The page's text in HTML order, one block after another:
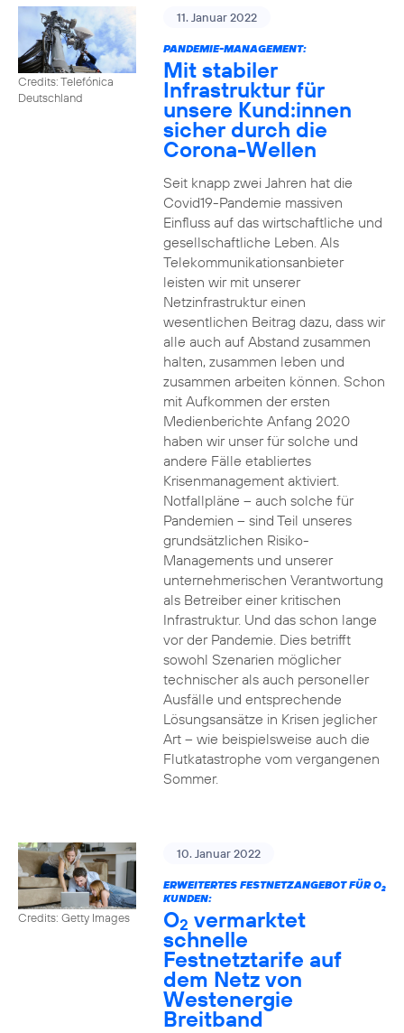
Credits: Telefónica
Deutschland
11. Januar 2022
PANDEMIE-MANAGEMENT:
Mit stabiler
Infrastruktur für
unsere Kund:innen
sicher durch die
Corona-Wellen
Seit knapp zwei Jahren hat die
Covid19-Pandemie massiven
Einfluss auf das wirtschaftliche und
gesellschaftliche Leben. Als
Telekommunikationsanbieter
leisten wir mit unserer
Netzinfrastruktur einen
wesentlichen Beitrag dazu, dass wir
alle auch auf Abstand zusammen
halten, zusammen leben und
zusammen arbeiten können. Schon
mit Aufkommen der ersten
Medienberichte Anfang 2020
haben wir unser für solche und
andere Fälle etabliertes
Krisenmanagement aktiviert.
Notfallpläne – auch solche für
Pandemien – sind Teil unseres
grundsätzlichen Risiko-
Managements und unserer
unternehmerischen Verantwortung
als Betreiber einer kritischen
Infrastruktur. Und das schon lange
vor der Pandemie. Dies betrifft
sowohl Szenarien möglicher
technischer als auch personeller
Ausfälle und entsprechende
Lösungsansätze in Krisen jeglicher
Art – wie beispielsweise auch die
Flutkatastrophe vom vergangenen
Sommer.
Credits: Getty Images
10. Januar 2022
ERWEITERTES FESTNETZANGEBOT FÜR O2
KUNDEN:
O2 vermarktet
schnelle
Festnetztarife auf
dem Netz von
Westenergie
Breitband